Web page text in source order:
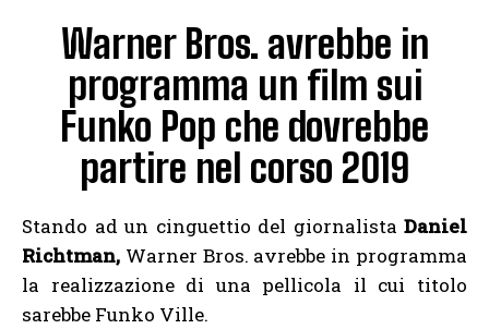
Warner Bros. avrebbe in
programma un film sui
Funko Pop che dovrebbe
partire nel corso 2019
Stando ad un cinguettio del giornalista Daniel
Richtman, Warner Bros. avrebbe in programma
la realizzazione di una pellicola il cui titolo
sarebbe Funko Ville.